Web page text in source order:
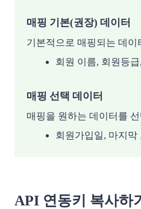
매핑 기본(권장) 데이터
기본적으로 매핑되는 데
회원 이름, 회원등
매핑 선택 데이터
매핑을 원하는 데이터를
회원가입일, 마지막
API 연동키 복사하기